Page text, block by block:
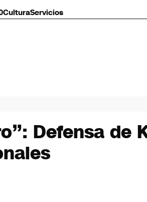
CulturaServicios
Defensa de